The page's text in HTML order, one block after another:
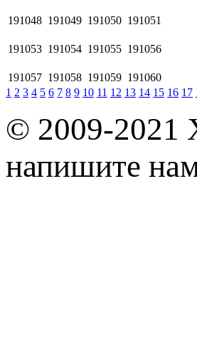
191048 191049 191050 191051
191053 191054 191055 191056
191057 191058 191059 191060
1 2 3 4 5 6 7 8 9 10 11 12 13 14 15 16 17
© 2009-2021
напишите